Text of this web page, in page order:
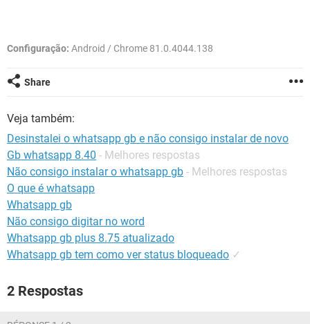
Configuração: Android / Chrome 81.0.4044.138
Share
Veja também:
Desinstalei o whatsapp gb e não consigo instalar de novo
Gb whatsapp 8.40 - Melhores respostas
Não consigo instalar o whatsapp gb - Melhores respostas
O que é whatsapp
Whatsapp gb
Não consigo digitar no word
Whatsapp gb plus 8.75 atualizado
Whatsapp gb tem como ver status bloqueado ✓
2 Respostas